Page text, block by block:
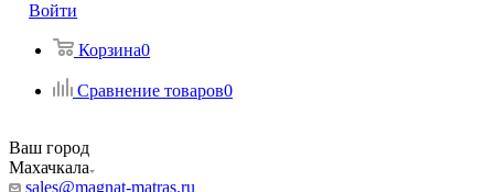
Войти
Корзина0
Сравнение товаров0
Ваш город
Махачкала
sales@magnat-matras.ru